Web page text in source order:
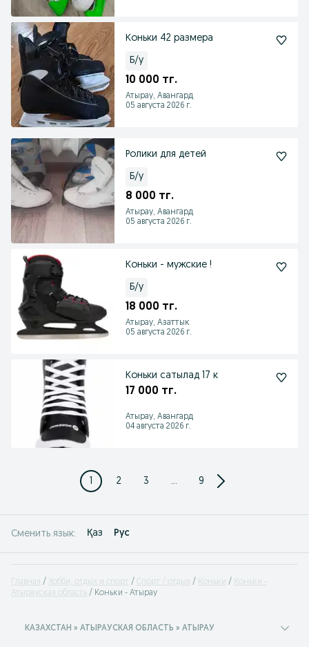
Коньки 42 размера
Б/у
10 000 тг.
Атырау, Авангард
05 августа 2026 г.
Ролики для детей
Б/у
8 000 тг.
Атырау, Авангард
05 августа 2026 г.
Коньки - мужские !
Б/у
18 000 тг.
Атырау, Азаттык
05 августа 2026 г.
Коньки сатылад 17 к
17 000 тг.
Атырау, Авангард
04 августа 2026 г.
1 2 3 ... 9
Сменить язык: Қаз Рус
Главная Хобби, отдых и спорт Спорт / отдых Коньки
Коньки -
Атырауская область
Коньки - Атырау
КАЗАХСТАН » АТЫРАУСКАЯ ОБЛАСТЬ » АТЫРАУ